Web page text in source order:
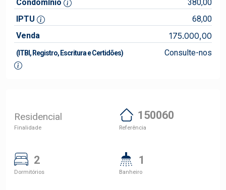
Condomínio
380,00
IPTU
68,00
Venda
175.000,00
(ITBI, Registro, Escritura e Certidões) Consulte-nos
Residencial
Finalidade
150060
Referência
2
Dormitórios
1
Banheiro